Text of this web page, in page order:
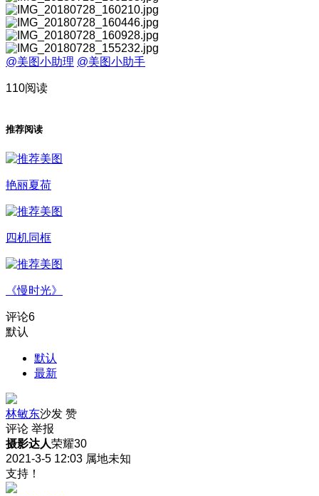
@美图小助理 @美图小助手
110阅读
推荐阅读
艳丽夏荷
四机同框
《慢时光》
评论6
默认
默认
最新
林敏东沙发 赞
评论 举报
摄影达人荣耀30
2021-3-5 12:03 属地未知
支持！